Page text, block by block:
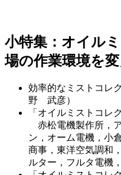
小特集：オイル
場の作業環境を
効率的なミストコレ
野 武彦）
「オイルミストコレ
赤松電機製作所，
ン，オーム電機，小
商事，東洋空気調和
ルター，フルタ電機